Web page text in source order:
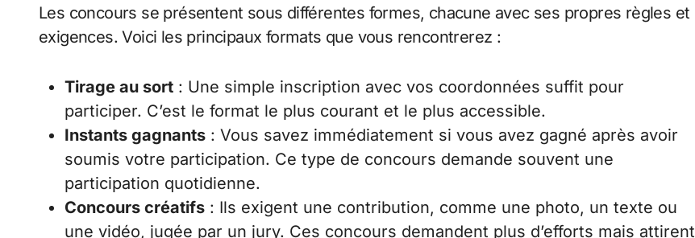
Les concours se présentent sous différentes formes, chacune avec ses propres règles et
exigences. Voici les principaux formats que vous rencontrerez :
Tirage au sort : Une simple inscription avec vos coordonnées suffit pour
participer. C’est le format le plus courant et le plus accessible.
Instants gagnants : Vous savez immédiatement si vous avez gagné après avoir
soumis votre participation. Ce type de concours demande souvent une
participation quotidienne.
Concours créatifs : Ils exigent une contribution, comme une photo, un texte ou
une vidéo, jugée par un jury. Ces concours demandent plus d’efforts mais attirent